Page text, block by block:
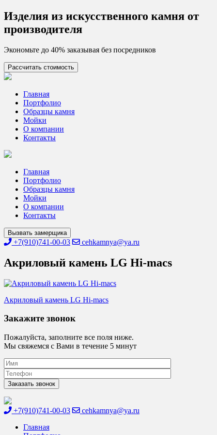
Skip
to
content
Изделия из искусcтвенного камня от
производителя
Экономьте до 40% заказывая без посредников
Рассчитать стоимость
Цех камня
Столешницы из искусственного камня
Главная
Портфолио
Образцы камня
Мойки
О компании
Контакты
Главная
Портфолио
Образцы камня
Мойки
О компании
Контакты
Вызвать замерщика
+7(910)741-00-03 cehkamnya@ya.ru
Акриловый камень LG Hi-macs
Навигация
по
Акриловый камень LG Hi-macs
Закажите звонок
Пожалуйста, заполните все поля ниже.
Мы свяжемся с Вами в течение 5 минут
+7(910)741-00-03
cehkamnya@ya.ru
Главная